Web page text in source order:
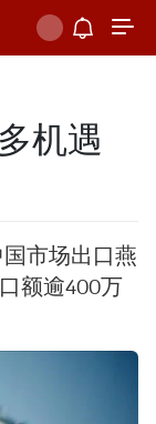
机遇
市场出口燕
额逾400万